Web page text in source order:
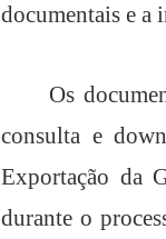
documentais e a
Os
consulta e
Exportação da
durante o